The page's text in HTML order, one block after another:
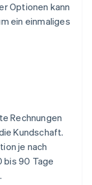
Optionen kann
ein einmaliges
Rechnungen
Kundschaft.
je nach
bis 90 Tage